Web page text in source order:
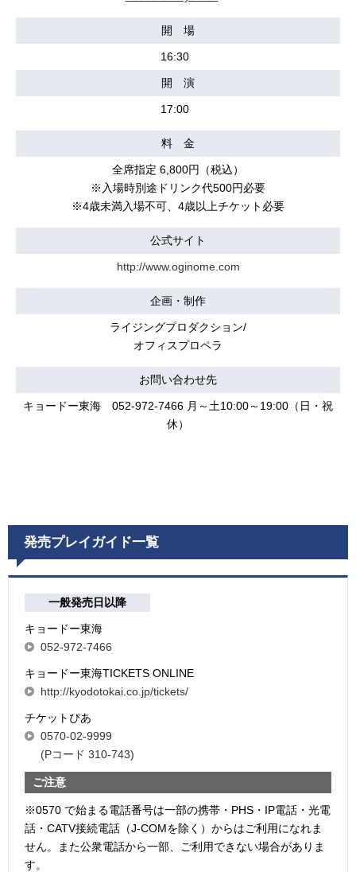
開 場
16:30
開 演
17:00
料 金
全席指定 6,800円（税込）
※入場時別途ドリンク代500円必要
※4歳未満入場不可、4歳以上チケット必要
公式サイト
http://www.oginome.com
企画・制作
ライジングプロダクション/
オフィスプロペラ
お問い合わせ先
キョードー東海 052-972-7466 月～土10:00～19:00（日・祝
休）
発売プレイガイド一覧
一般発売日以降
キョードー東海
052-972-7466
キョードー東海TICKETS ONLINE
http://kyodotokai.co.jp/tickets/
チケットぴあ
0570-02-9999
(Pコード 310-743)
ご注意
※0570 で始まる電話番号は一部の携帯・PHS・IP電話・光電
話・CATV接続電話（J-COMを除く）からはご利用になれま
せん。また公衆電話から一部、ご利用できない場合がありま
す。